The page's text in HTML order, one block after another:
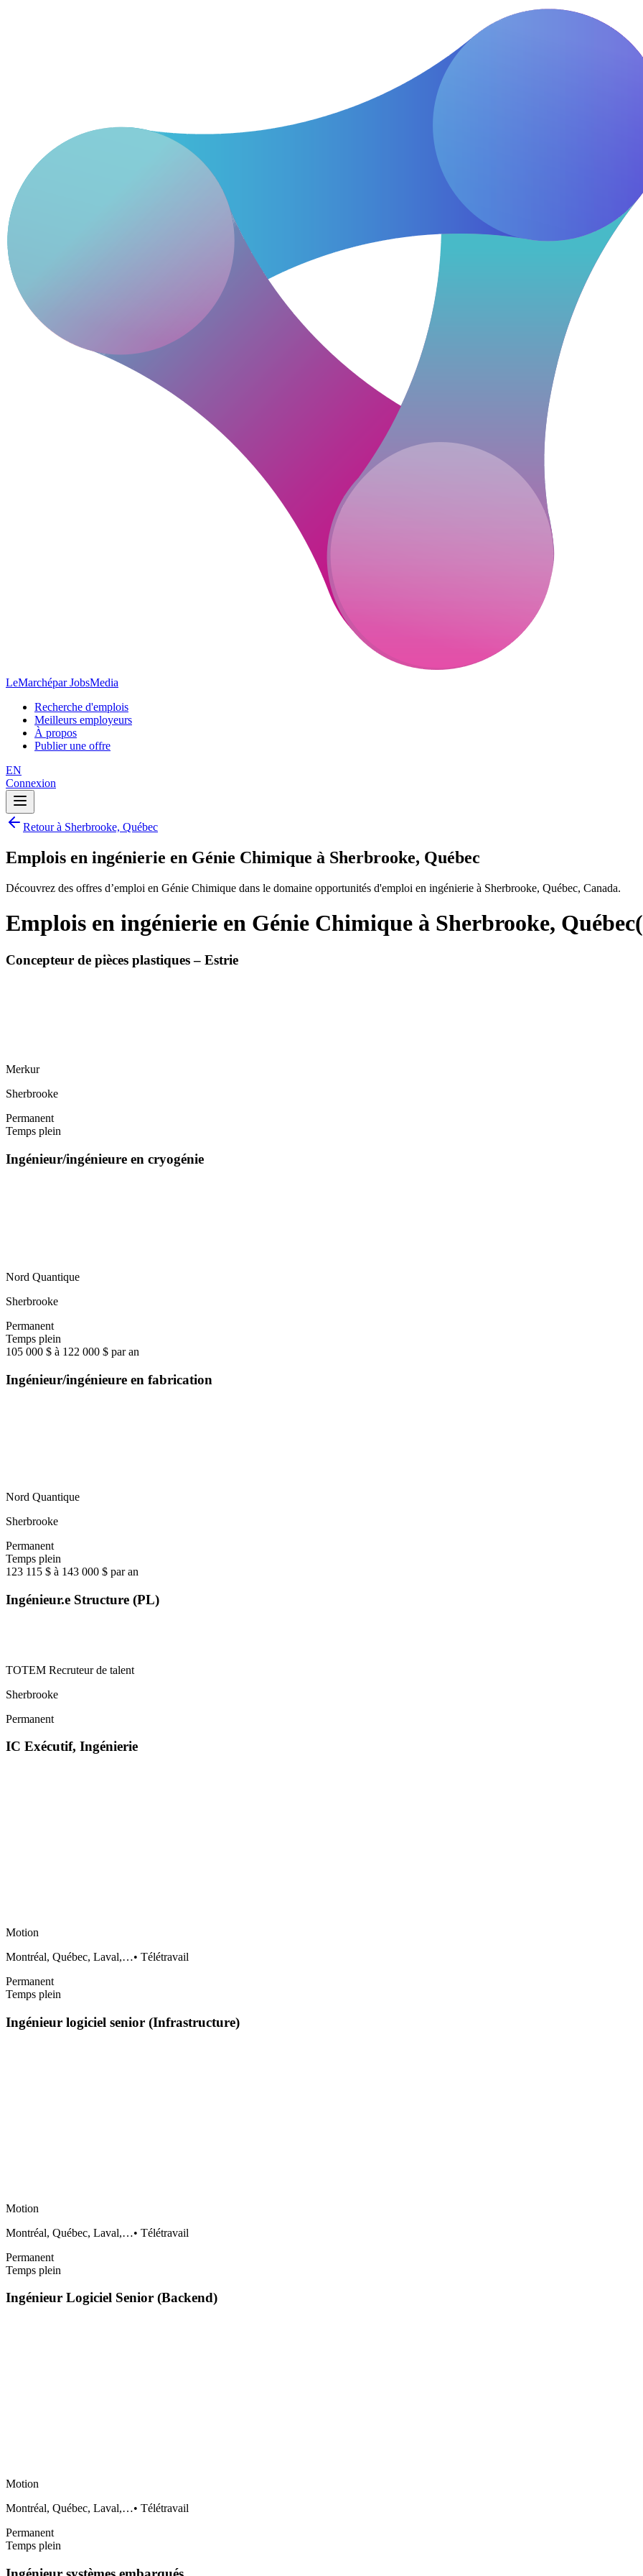
LeMarchépar JobsMedia
Recherche d'emplois
Meilleurs employeurs
À propos
Publier une offre
EN
Connexion
Retour à Sherbrooke, Québec
Emplois en ingénierie en Génie Chimique à Sherbrooke, Québec
Découvrez des offres d’emploi en Génie Chimique dans le domaine opportunités d'emploi en ingénierie à Sherbrooke, Québec, Canada.
Emplois en ingénierie en Génie Chimique à Sherbrooke, Québec(
Concepteur de pièces plastiques – Estrie
Merkur
Sherbrooke
Permanent
Temps plein
Ingénieur/ingénieure en cryogénie
Nord Quantique
Sherbrooke
Permanent
Temps plein
105 000 $ à 122 000 $ par an
Ingénieur/ingénieure en fabrication
Nord Quantique
Sherbrooke
Permanent
Temps plein
123 115 $ à 143 000 $ par an
Ingénieur.e Structure (PL)
TOTEM Recruteur de talent
Sherbrooke
Permanent
IC Exécutif, Ingénierie
Motion
Montréal, Québec, Laval,…• Télétravail
Permanent
Temps plein
Ingénieur logiciel senior (Infrastructure)
Motion
Montréal, Québec, Laval,…• Télétravail
Permanent
Temps plein
Ingénieur Logiciel Senior (Backend)
Motion
Montréal, Québec, Laval,…• Télétravail
Permanent
Temps plein